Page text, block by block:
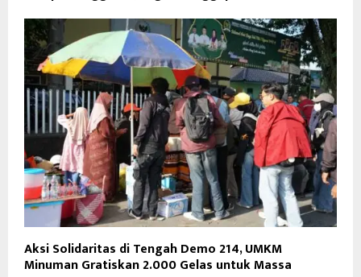
Aksi Solidaritas di Tengah Demo 214, UMKM
Minuman Gratiskan 2.000 Gelas untuk Massa